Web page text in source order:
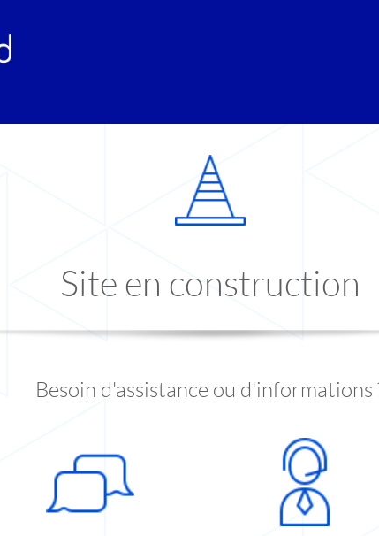
Site en construction
Besoin d'assistance ou d'informations